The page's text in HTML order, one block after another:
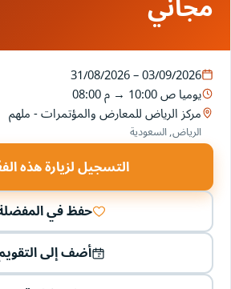
31/08/2026 – 03/09/2026
يوميا10:00 ص →08:00 م
مركز الرياض للمعارض والمؤتمرات - ملهم
الرياض, السعودية
التسجيل لزيارة هذه
حفظ في
أضف إلى